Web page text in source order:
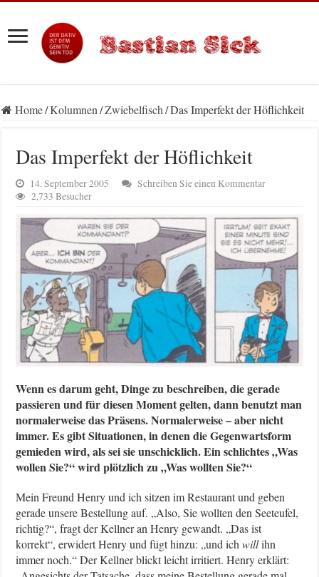
Home/Kolumnen/Zwiebelfisch/Das Imperfekt der Höflichkeit
Das Imperfekt der Höflichkeit
14. September 2005
Schreiben Sie einen Kommentar
2,733 Besucher
Wenn es darum geht, Dinge zu beschreiben, die gerade
passieren und für diesen Moment gelten, dann benutzt man
normalerweise das Präsens. Normalerweise – aber nicht
immer. Es gibt Situationen, in denen die Gegenwartsform
gemieden wird, als sei sie unschicklich. Ein schlichtes „Was
wollen Sie?“ wird plötzlich zu „Was wollten Sie?“
Mein Freund Henry und ich sitzen im Restaurant und geben
gerade unsere Bestellung auf. „Also, Sie wollten den Seeteufel,
richtig?“, fragt der Kellner an Henry gewandt. „Das ist
korrekt“, erwidert Henry und fügt hinzu: „und ichwillihn
immer noch.“ Der Kellner blickt leicht irritiert. Henry erklärt: